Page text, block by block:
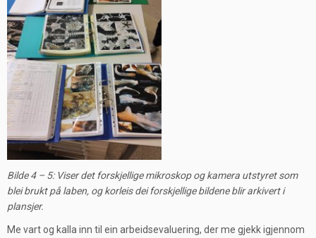
Bilde 4 – 5: Viser det forskjellige mikroskopog kamera utstyret som
blei brukt på laben, og korleis dei forskjellige bildene blir arkivert i
plansjer.
Me vart og kalla inn til ein arbeidsevaluering, der me gjekk igjennom